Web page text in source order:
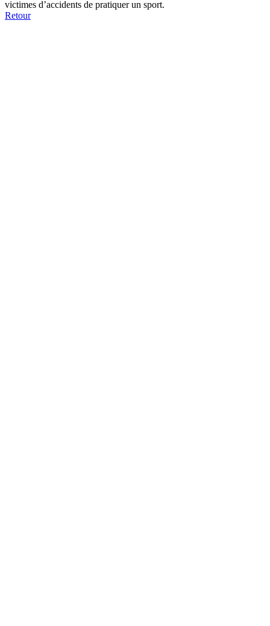
victimes d’accidents de pratiquer un sport.
Retour